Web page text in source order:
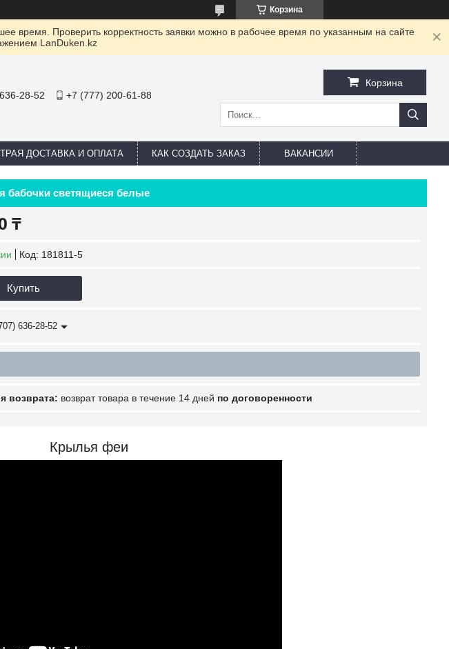
Корзина
время. Проверить корректность заявки можно в рабочее время по указанным на сайте
LanDuken.kz
28-52 +7 (777) 200-61-88
Корзина
ДОСТАВКА И ОПЛАТА КАК СОЗДАТЬ ЗАКАЗ ВАКАНСИИ
бабочки светящиеся белые
₸
Код: 181811-5
Купить
636-28-52
возврат товара в течение 14 дней по договоренности
Крылья феи